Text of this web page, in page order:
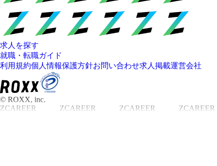
求人を探す
就職・転職ガイド
利用規約個人情報保護方針お問い合わせ求人掲載運営会社
© ROXX, inc.
ZCAREER
ZCAREER ZCAREER ZCAREER